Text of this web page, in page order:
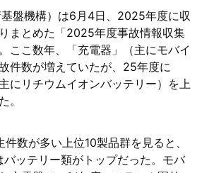
盤機構）は6月4日、2025年度に収
まとめた「2025年度事故情報収集
ここ数年、「充電器」（主にモバイ
件数が増えていたが、25年度に
にリチウムイオンバッテリー）を上
。
数が多い上位10製品群を見ると、
ッテリー類がトップだった。モバ